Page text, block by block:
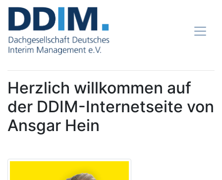
Herzlich willkommen auf
der DDIM-Internetseite von
Ansgar Hein